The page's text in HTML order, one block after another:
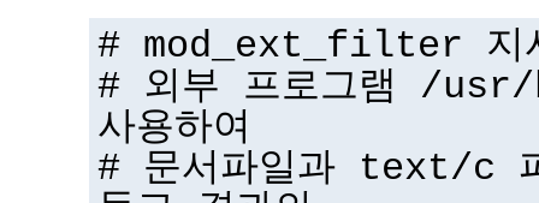
# mod_ext_filter 지
# 외부 프로그램 /
사용하여
# 문서파일과 text/c